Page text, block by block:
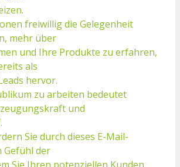
freiwillig die Gelegenheit
mehr über
und Ihre Produkte zu erfahren,
als
hervor.
zu arbeiten bedeutet
und
Sie durch dieses E-Mail-
Gefühl der